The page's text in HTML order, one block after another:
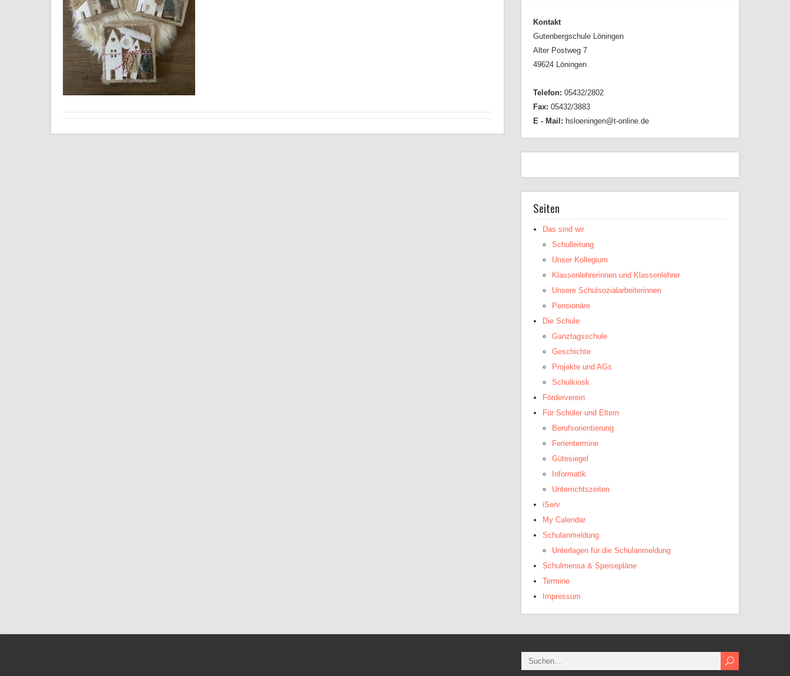
Kontakt
Gutenbergschule Löningen
Alter Postweg 7
49624 Löningen
Telefon: 05432/2802
Fax: 05432/3883
E - Mail: hsloeningen@t-online.de
Seiten
Das sind wir
Schulleitung
Unser Kollegium
Klassenlehrerinnen und Klassenlehrer
Unsere Schulsozialarbeiterinnen
Pensionäre
Die Schule
Ganztagsschule
Geschichte
Projekte und AGs
Schulkiosk
Förderverein
Für Schüler und Eltern
Berufsorientierung
Ferientermine
Gütesiegel
Informatik
Unterrichtszeiten
iServ
My Calendar
Schulanmeldung
Unterlagen für die Schulanmeldung
Schulmensa & Speisepläne
Termine
Impressum